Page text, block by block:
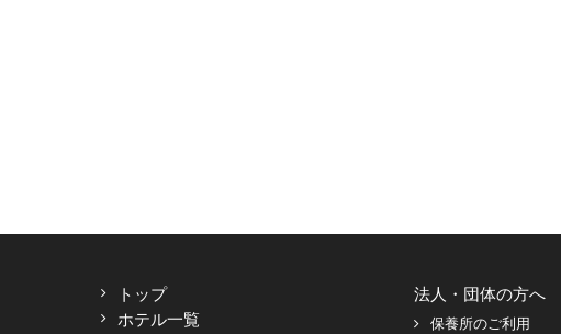
トップ
ホテル一覧
法人・団体の方へ
保養所のご利用